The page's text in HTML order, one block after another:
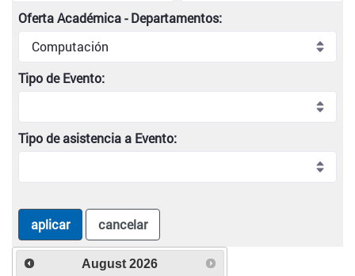
Oferta Académica - Departamentos:
Tipo de Evento:
Tipo de asistencia a Evento:
aplicar cancelar
August 2026